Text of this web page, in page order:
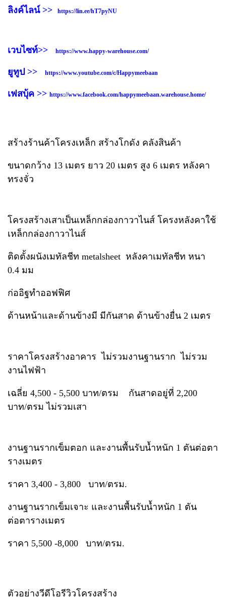
ลิงค์ไลน์ >> https://lin.ee/hT7pyNU
เวบไซท์>> https://www.happy-warehouse.com/
ยูทูป >> https://www.youtube.com/c/Happymeebaan
เฟสบุ้ค >> https://www.facebook.com/happymeebaan.warehouse.home/
สร้างร้านค้าโครงเหล็ก สร้างโกดัง คลังสินค้า
ขนาดกว้าง 13 เมตร ยาว 20 เมตร สูง 6 เมตร หลังคา
ทรงจั่ว
โครงสร้างเสาเป็นเหล็กกล่องกาวาไนส์ โครงหลังคาใช้
เหล็กกล่องกาวาไนส์
ติดตั้งผนังเมทัลชีท metalsheet หลังคาเมทัลชีท หนา
0.4 มม
ก่ออิฐทำออฟฟิศ
ด้านหน้าและด้านข้างมี มีกันสาด ด้านข้างยื่น 2 เมตร
ราคาโครงสร้างอาคาร ไม่รวมงานฐานราก ไม่รวม
งานไฟฟ้า
เฉลี่ย 4,500 - 5,500 บาท/ตรม กันสาดอยู่ที่ 2,200
บาท/ตรม ไม่รวมเสา
งานฐานรากเข็มตอก และงานพื้นรับน้ำหนัก 1 ตันต่อตา
รางเมตร
ราคา 3,400 - 3,800 บาท/ตรม.
งานฐานรากเข็มเจาะ และงานพื้นรับน้ำหนัก 1 ตัน
ต่อตารางเมตร
ราคา 5,500 -8,000 บาท/ตรม.
ตัวอย่างวีดีโอรีวิวโครงสร้าง